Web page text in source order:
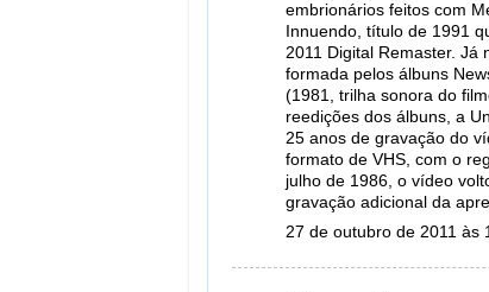
embrionários feitos com
Innuendo, título de 1991
2011 Digital Remaster. Já
formada pelos álbuns
(1981, trilha sonora do
reedições dos álbuns, a
25 anos de gravação do
formato de VHS, com o
julho de 1986, o vídeo
gravação adicional da
27 de outubro de 2011 às